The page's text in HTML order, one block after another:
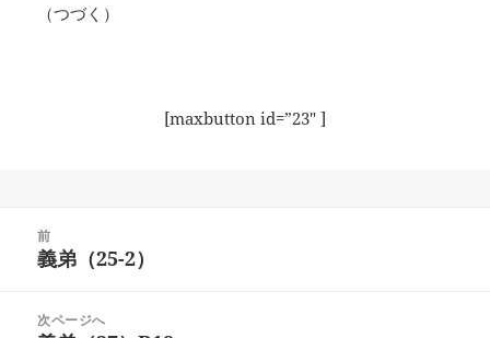
（つづく）
[maxbutton id=”23″ ]
前
前
投
義弟（25-2）
次ページへ